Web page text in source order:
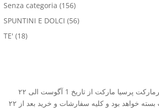
Senza categoria (156)
SPUNTINI E DOLCI (56)
TE' (18)
مشتریان گرامی: سوپرمارکت پرسیا مارکت از تاریخ 1 آگوست الی ۲۲
آگوست بعلت تعطیلات بسته خواهد بود و کلیه سفارشات و خرید بعد از ۲۲